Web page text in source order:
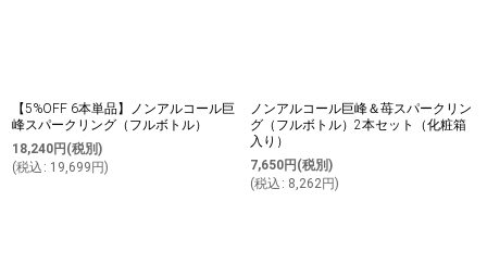
【5%OFF 6本単品】ノンアルコール巨
峰スパークリング（フルボトル）
18,240円 (税別)
(税込 : 19,699 円)
ノンアルコール巨峰＆苺スパークリン
グ（フルボトル）2本セット（化粧箱
入り）
7,650円 (税別)
(税込 : 8,262円)